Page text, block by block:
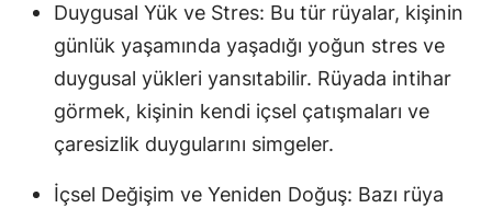
Duygusal Yük ve Stres: Bu tür rüyalar, kişinin
günlük yaşamında yaşadığı yoğun stres ve
duygusal yükleri yansıtabilir. Rüyada intihar
görmek, kişinin kendi içsel çatışmaları ve
çaresizlik duygularını simgeler.
İçsel Değişim ve Yeniden Doğuş: Bazı rüya